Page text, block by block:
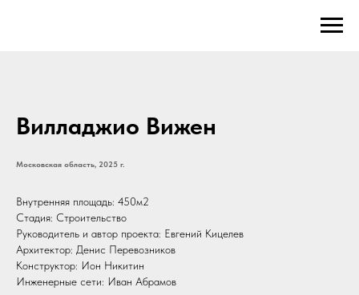
Вилладжио Вижен
Московская область, 2025 г.
Внутренняя площадь: 450м2
Стадия: Строительство
Руководитель и автор проекта: Евгений Кицелев
Архитектор: Денис Перевозников
Конструктор: Ион Никитин
Инженерные сети: Иван Абрамов